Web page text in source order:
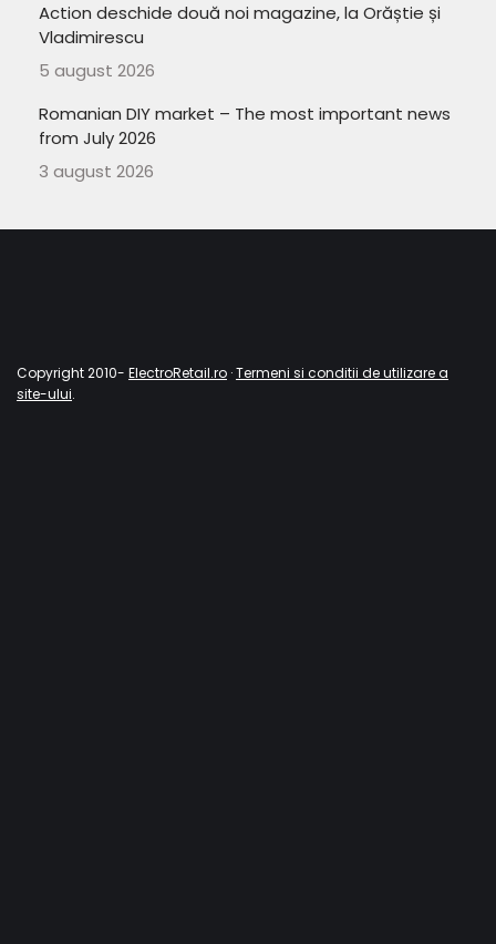
Action deschide două noi magazine, la Orăștie și
Vladimirescu
5 august 2026
Romanian DIY market – The most important news
from July 2026
3 august 2026
Copyright 2010- ElectroRetail.ro ·Termeni si conditii de utilizare a
site-ului.